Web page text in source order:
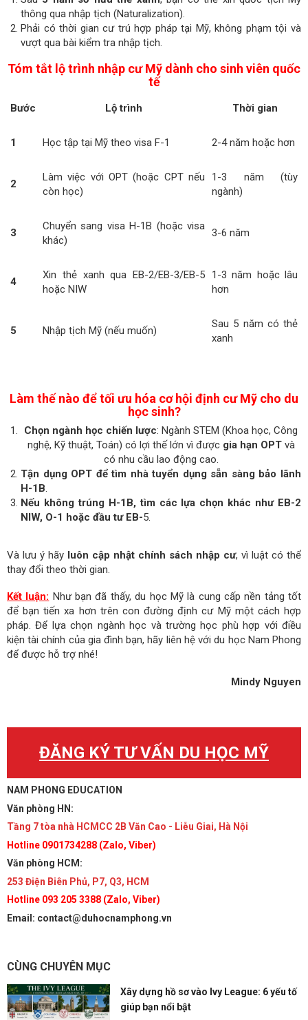
thông qua nhập tịch (Naturalization).
Phải có thời gian cư trú hợp pháp tại Mỹ, không phạm tội và
vượt qua bài kiểm tra nhập tịch.
Tóm tắt lộ trình nhập cư Mỹ dành cho sinh viên quốc
tế
Bước Lộ trình Thời gian
1 Học tập tại Mỹ theo visa F-1 2-4 năm hoặc hơn
2
Làm việc với OPT (hoặc CPT nếu
còn học)
1-3 năm (tùy
ngành)
3
Chuyển sang visa H-1B (hoặc visa
khác)
3-6 năm
4
Xin thẻ xanh qua EB-2/EB-3/EB-5
hoặc NIW
1-3 năm hoặc lâu
hơn
5 Nhập tịch Mỹ (nếu muốn)
Sau 5 năm có thẻ
xanh
Làm thế nào để tối ưu hóa cơ hội định cư Mỹ cho du
học sinh?
Chọn ngành học chiến lược: Ngành STEM (Khoa học, Công
nghệ, Kỹ thuật, Toán) có lợi thế lớn vì được gia hạn OPTvà
có nhu cầu lao động cao.
Tận dụng OPT để tìm nhà tuyển dụng sẵn sàng bảo lãnh
H-1B.
Nếu không trúng H-1B, tìm các lựa chọn khác như EB-2
NIW, O-1 hoặc đầu tư EB-5.
Và lưu ý hãy luôn cập nhật chính sách nhập cư, vì luật có thể
thay đổi theo thời gian.
Kết luận: Như bạn đã thấy, du học Mỹ là cung cấp nền tảng tốt
để bạn tiến xa hơn trên con đường định cư Mỹ một cách hợp
pháp. Để lựa chọn ngành học và trường học phù hợp với điều
kiện tài chính của gia đình bạn, hãy liên hệ với du học Nam Phong
để được hỗ trợ nhé!
Mindy Nguyen
ĐĂNG KÝ TƯ VẤN DU HỌC MỸ
NAM PHONG EDUCATION
Văn phòng HN:
Tầng 7 tòa nhà HCMCC 2B Văn Cao - Liễu Giai, Hà Nội
Hotline 0901734288 (Zalo, Viber)
Văn phòng HCM:
253 Điện Biên Phủ, P7, Q3, HCM
Hotline 093 205 3388 (Zalo, Viber)
Email: contact@duhocnamphong.vn
CÙNG CHUYÊN MỤC
Xây dựng hồ sơ vào Ivy League: 6 yếu tố
giúp bạn nổi bật